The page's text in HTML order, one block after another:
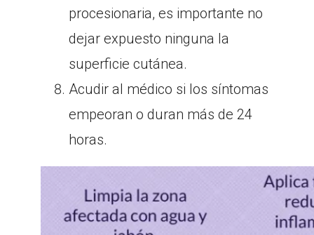
procesionaria, es importante no
dejar expuesto ninguna la
superficie cutánea.
Acudir al médico si los síntomas
empeoran o duran más de 24
horas.